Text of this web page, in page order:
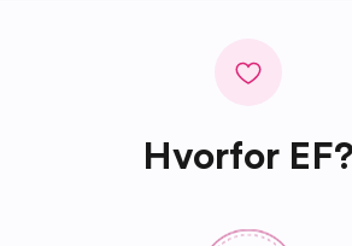
Hvorfor EF?